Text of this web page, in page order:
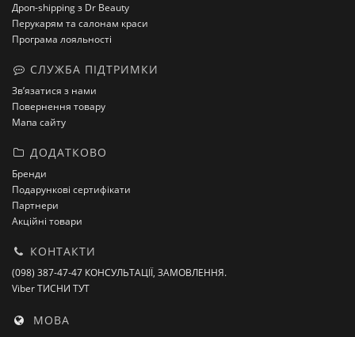
Дроп-shipping з Dr Beauty
Перукарям та салонам краси
Програма лояльності
СЛУЖБА ПІДТРИМКИ
Зв’язатися з нами
Повернення товару
Мапа сайту
ДОДАТКОВО
Бренди
Подарункові сертифікати
Партнери
Акційні товари
КОНТАКТИ
(098) 387-47-47 КОНСУЛЬТАЦІЇ, ЗАМОВЛЕННЯ.
Viber ТИСНИ ТУТ
МОВА